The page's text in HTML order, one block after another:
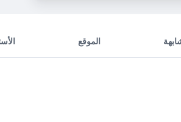
الموقع